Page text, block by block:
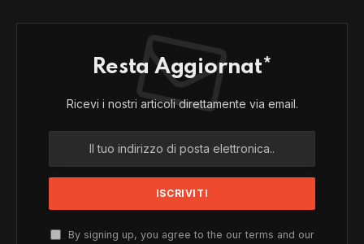
Resta Aggiornat*
Ricevi i nostri articoli direttamente via email.
By signing up, you agree to the our terms and our